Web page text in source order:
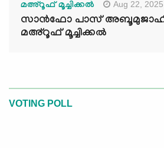
മഅ്റൂഫ് മൂച്ചിക്കല്‍ Aug 22, 2025
സാൻഫോ പാസ്
മഅ്റൂഫ് മൂച്ചിക്കല്‍
VOTING POLL